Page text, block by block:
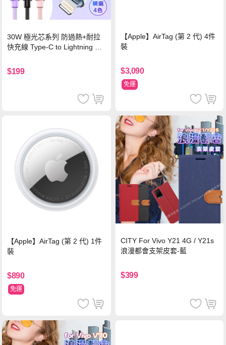
30W 極光芯系列 防過熱+耐拉
快充線 Type-C to Lightning 傳
$199
【Apple】AirTag (第 2 代) 4件
裝
$3,090
免運
【Apple】AirTag (第 2 代) 1件
裝
$890
免運
CITY For Vivo Y21 4G / Y21s
浪漫都會支架皮套-藍
$399